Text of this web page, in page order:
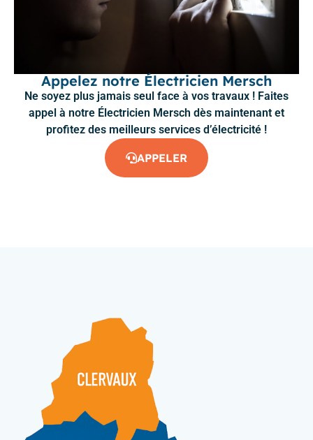
Appelez notre Électricien Mersch
Ne soyez plus jamais seul face à vos travaux ! Faites
appel à notre Électricien Mersch dès maintenant et
profitez des meilleurs services d’électricité !
APPELER